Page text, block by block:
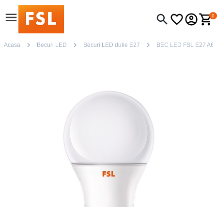
0
Acasa Becuri LED Becuri LED dulie E27 BEC LED FSL E27